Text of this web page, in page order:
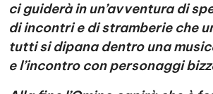
ci guiderà in un’avventura di
di incontri e di stramberie che
tutti si dipana dentro una
e l’incontro con personaggi